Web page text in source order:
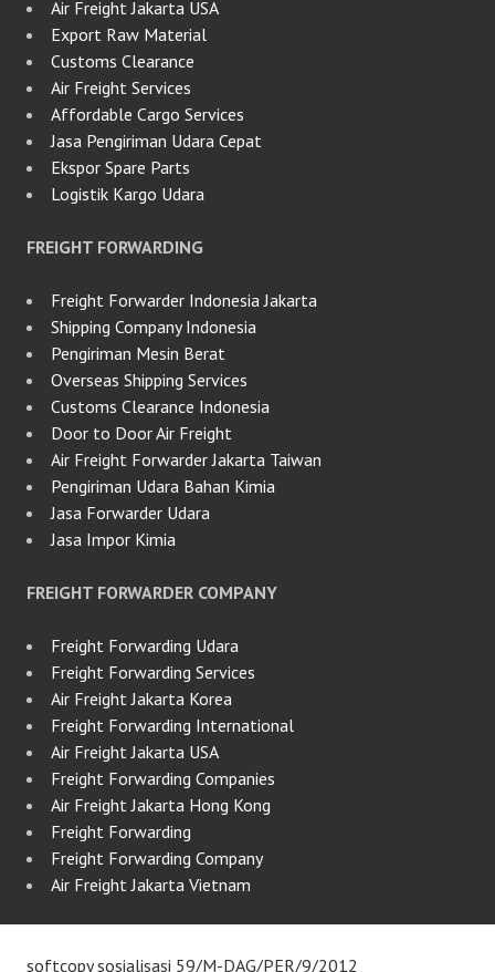
Air Freight Jakarta USA
Export Raw Material
Customs Clearance
Air Freight Services
Affordable Cargo Services
Jasa Pengiriman Udara Cepat
Ekspor Spare Parts
Logistik Kargo Udara
FREIGHT FORWARDING
Freight Forwarder Indonesia Jakarta
Shipping Company Indonesia
Pengiriman Mesin Berat
Overseas Shipping Services
Customs Clearance Indonesia
Door to Door Air Freight
Air Freight Forwarder Jakarta Taiwan
Pengiriman Udara Bahan Kimia
Jasa Forwarder Udara
Jasa Impor Kimia
FREIGHT FORWARDER COMPANY
Freight Forwarding Udara
Freight Forwarding Services
Air Freight Jakarta Korea
Freight Forwarding International
Air Freight Jakarta USA
Freight Forwarding Companies
Air Freight Jakarta Hong Kong
Freight Forwarding
Freight Forwarding Company
Air Freight Jakarta Vietnam
softcopy sosialisasi 59/M-DAG/PER/9/2012